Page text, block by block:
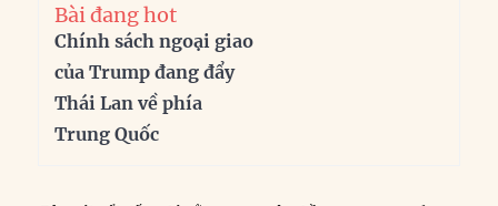
Bài đang hot
Chính sách ngoại giao
của Trump đang đẩy
Thái Lan về phía
Trung Quốc